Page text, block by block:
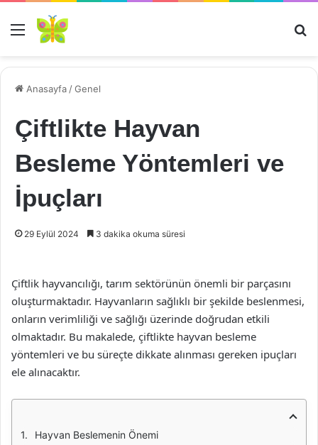
Menü
Anasayfa /Genel
Çiftlikte Hayvan
Besleme Yöntemleri ve
İpuçları
29 Eylül 2024 3 dakika okuma süresi
Çiftlik hayvancılığı, tarım sektörünün önemli bir parçasını
oluşturmaktadır. Hayvanların sağlıklı bir şekilde beslenmesi,
onların verimliliği ve sağlığı üzerinde doğrudan etkili
olmaktadır. Bu makalede, çiftlikte hayvan besleme
yöntemleri ve bu süreçte dikkate alınması gereken ipuçları
ele alınacaktır.
Hayvan Beslemenin Önemi